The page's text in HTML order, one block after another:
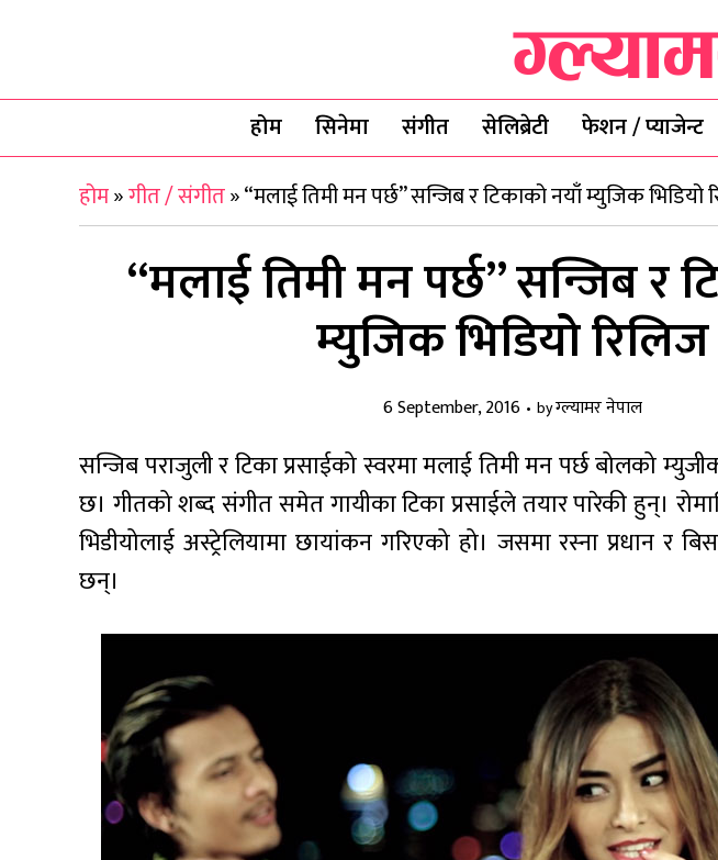
होम सिनेमा संगीत सेलिब्रेटी फेशन / प्याजेन्ट
होम»गीत / संगीत»“मलाई तिमी मन पर्छ” सन्जिब र टिकाको नयाँ म्युजिक भिडियो
“मलाई तिमी मन पर्छ” सन्जिब र
म्युजिक भिडियो रिलिज
6 September, 2016 byग्ल्यामर नेपाल
सन्जिब पराजुली र टिका प्रसाईको स्वरमा मलाई तिमी मन पर्छ बोलको
छ। गीतको शब्द संगीत समेत गायीका टिका प्रसाईले तयार पारेकी हुन्।
भिडीयोलाई अस्ट्रेलियामा छायांकन गरिएको हो। जसमा रस्ना प्रधान र
छन्।